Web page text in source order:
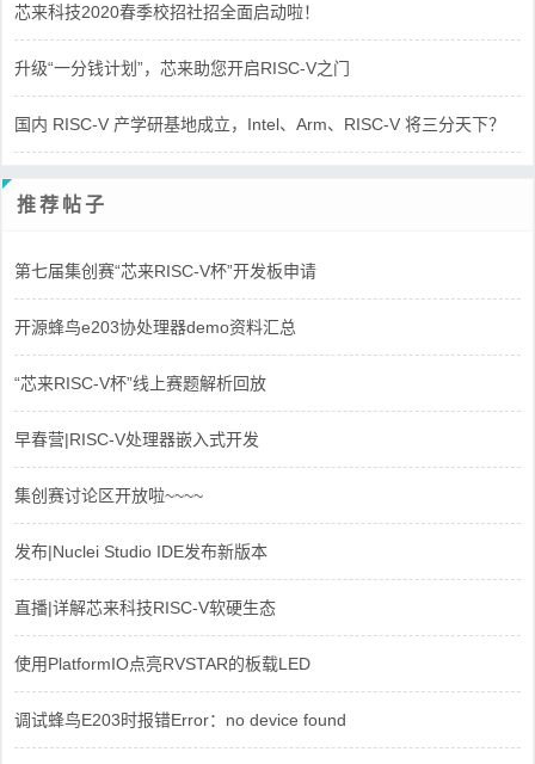
芯来科技2020春季校招社招全面启动啦！
升级“一分钱计划”，芯来助您开启RISC-V之门
国内 RISC-V 产学研基地成立，Intel、Arm、RISC-V 将三分天下？
推荐帖子
第七届集创赛“芯来RISC-V杯”开发板申请
开源蜂鸟e203协处理器demo资料汇总
“芯来RISC-V杯”线上赛题解析回放
早春营|RISC-V处理器嵌入式开发
集创赛讨论区开放啦~~~~
发布|Nuclei Studio IDE发布新版本
直播|详解芯来科技RISC-V软硬生态
使用PlatformIO点亮RVSTAR的板载LED
调试蜂鸟E203时报错Error：no device found